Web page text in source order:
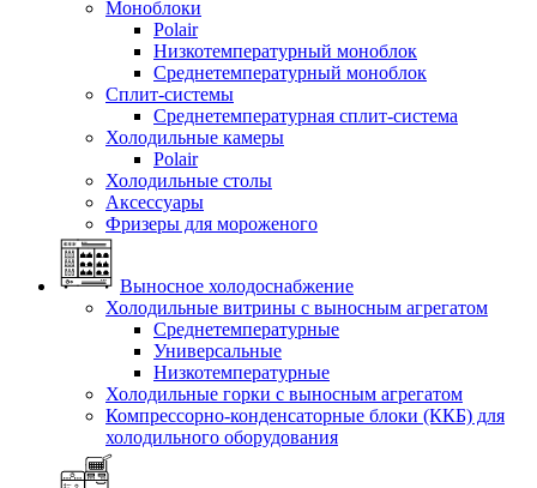
Моноблоки
Polair
Низкотемпературный моноблок
Среднетемпературный моноблок
Сплит-системы
Среднетемпературная сплит-система
Холодильные камеры
Polair
Холодильные столы
Аксессуары
Фризеры для мороженого
Выносное холодоснабжение
Холодильные витрины с выносным агрегатом
Среднетемпературные
Универсальные
Низкотемпературные
Холодильные горки с выносным агрегатом
Компрессорно-конденсаторные блоки (ККБ) для
холодильного оборудования